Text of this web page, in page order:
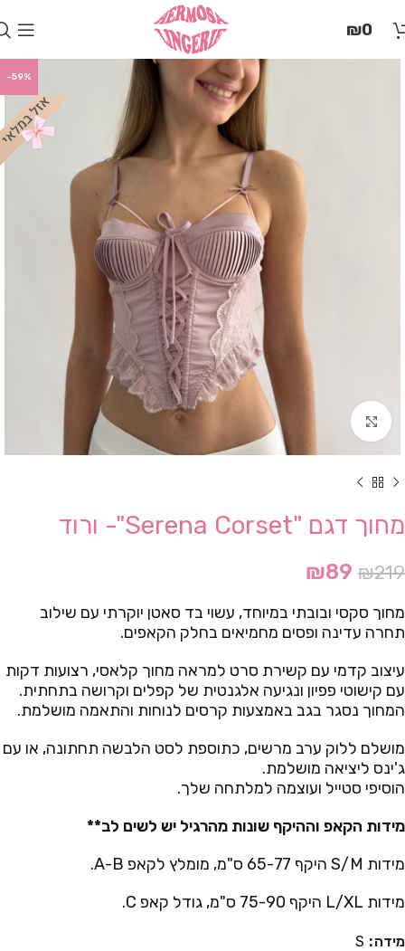
זֶה
₪0
-59%
Click to enlarge
מחוך דגם "Serena Corset"- ורוד
₪219
₪89
מחוך סקסי ובובתי במיוחד, עשוי בד סאטן יוקרתי עם שילוב
תחרה עדינה ופסים מחמיאים בחלק הקאפים.
עיצוב קדמי עם קשירת סרט למראה מחוך קלאסי, רצועות דקות
עם קישוטי פפיון ונגיעה אלגנטית של קפלים וקרושה בתחתית.
המחוך נסגר בגב באמצעות קרסים לנוחות והתאמה מושלמת.
מושלם ללוק ערב מרשים, כתוספת לסט הלבשה תחתונה, או עם
ג'ינס ליציאה מושלמת.
הוסיפי סטייל ועוצמה למלתחה שלך.
מידות הקאפ וההיקף שונות מהרגיל יש לשים לב**
מידות S/M היקף 65-77 ס"מ, מומלץ לקאפ A-B.
מידות L/XL היקף 75-90 ס"מ, גודל קאפ C.
מידה
S